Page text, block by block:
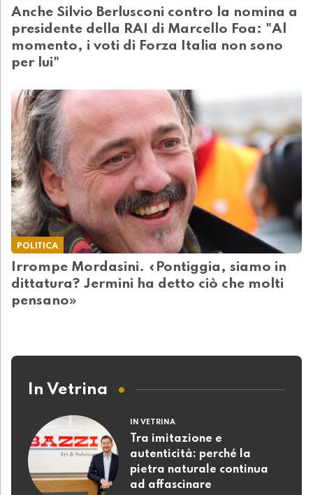
Anche Silvio Berlusconi contro la nomina a
presidente della RAI di Marcello Foa: "Al
momento, i voti di Forza Italia non sono
per lui"
POLITICA
Irrompe Mordasini. «Pontiggia, siamo in
dittatura? Jermini ha detto ciò che molti
pensano»
In Vetrina
IN VETRINA
Tra imitazione e
autenticità: perché la
pietra naturale continua
ad affascinare